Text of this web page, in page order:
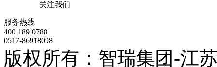
关注我们
服务热线
400-189-0788
0517-86918098
版权所有：智瑞集团-江